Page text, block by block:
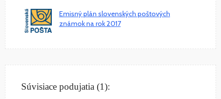
Emisný plán slovenských poštových
známok na rok 2017
Súvisiace podujatia (1):